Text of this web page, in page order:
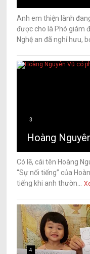
Anh em thiện lành
được cho là Phó giám
Nghệ an đã nghỉ hưu,
3
Hoàng
Có lẽ, cái tên Hoàng
“Sự nổi tiếng” của
tiếng khi anh thườn...
4